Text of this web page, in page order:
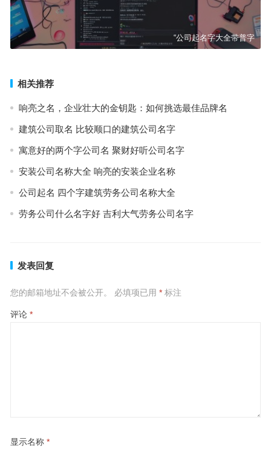
“公司起名字大全带普字
相关推荐
响亮之名，企业壮大的金钥匙：如何挑选最佳品牌名
建筑公司取名 比较顺口的建筑公司名字
寓意好的两个字公司名 聚财好听公司名字
安装公司名称大全 响亮的安装企业名称
公司起名 四个字建筑劳务公司名称大全
劳务公司什么名字好 吉利大气劳务公司名字
发表回复
您的邮箱地址不会被公开。 必填项已用 *标注
评论 *
显示名称 *